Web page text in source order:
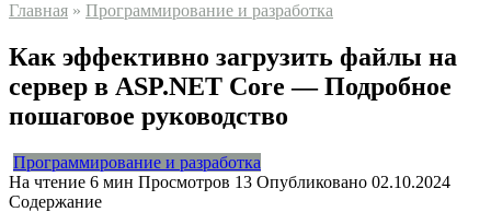
Главная » Программирование и разработка
Как эффективно загрузить файлы на
сервер в ASP.NET Core — Подробное
пошаговое руководство
Программирование и разработка
На чтение 6 мин Просмотров 13 Опубликовано 02.10.2024
Содержание